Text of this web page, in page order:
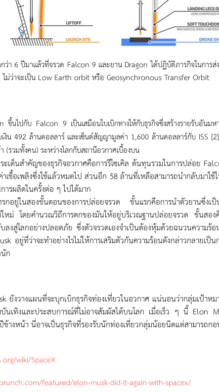
ว่า 6 ปีมาแล้วที่จรวด Falcon 9 และยาน Dragon ได้ปฏิบัติภารกิจในการ
ไม่ว่าจะเป็น Low Earth orbit หรือ Geosynchronous Transfer Orbit
ขึ้นไปกับ Falcon 9 เป็นเสมือนใบเบิกทางให้กับธุรกิจซึ่งสร้างรายรับอัน
งิน 492 ล้านดอลลาร์ และเซ็นต์สัญญามูลค่า 1,600 ล้านดอลลาร์กับ ISS
(รวมทั้งคน) ระหว่างโลกกับสถานีอวกาศเบื้องบน
เด็นสำคัญของธุรกิจอวกาศคือการรีไซเคิล ต้นทุนรวมในการปล่อย
เชื้อเพลิงซึ่งใช้แล้วหมดไป ส่วนอีก 58 ล้านที่เหลือสามารถนำกลับมาใ
รผลิตในครั้งต่อ ๆ ไปได้มาก
รกอยู่ในสองขั้นตอนของการปล่อยจรวด ขั้นแรกคือการนำตัวยานซึ่งเ
ใหม่ โดยคำนวณวิถีการตกของมันให้อยู่บริเวณฐานปล่อยจรวด ขั้นสอ
งสู่โลกอย่างปลอดภัย ซึ่งตัวจรวดเองจำเป็นต้องหุ้มด้วยฉนวนความร้
อยู่ที่ว่าจะทำอย่างไรไม่ให้การเสริมตัวกันความร้อนดังกล่าวกลายเป็
ก
ยังวางแผนที่จะบุกเบิกธุรกิจท่องเที่ยวในอวกาศ แน่นอนว่ากลุ่มเป้าหม
บันเทิงและประสบการณ์ที่ไม่อาจสัมผัสได้บนโลก เมื่อเร็ว ๆ นี้ Elon
ข้างหน้า นี่อาจเป็นธุรกิจที่รองรับนักท่องเที่ยวกลุ่มน้อยนิดแต่สามารถกอ
wiki/SpaceX
featured/elon-musk-did-it-again-with-spacex/